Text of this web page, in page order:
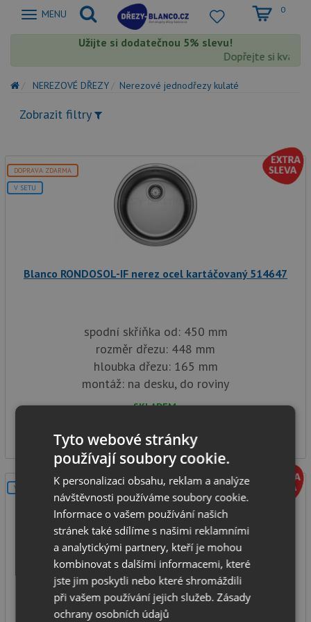
Zobrazit
MENU 0
Užijte si dodatečnou 5% slevu!
Dopřejte si
NEREZOVÉ DŘEZY Nerezové jednodřezy kulaté
Zobrazit filtry
DOPRAVA ZDARMA
V SETU
Blanco RONDOSOL-IF nerez ocel kartáčovaný 514647
spodní skříňka od: 450 mm
rozměr dřezu: 448 mm
hloubka dřezu: 165 mm
montáž: na desku, do roviny
SKLADEM
3 591 Kč
V SETU
Blanco RONDOSOL nerez kartáčovaný 513306
Tyto webové stránky
používají soubory cookie.
K personalizaci obsahu, reklam a analýze
návštěvnosti používáme soubory cookie.
Informace o vašem používání našich
stránek také sdílíme s našimi reklamními
a analytickými partnery, kteří je mohou
kombinovat s dalšími informacemi, které
jste jim poskytli nebo které shromáždili
při vašem používání jejich služeb.Zásady
ochrany osobních údajů